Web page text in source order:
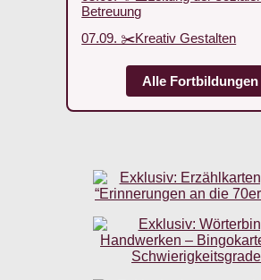
Betreuung
07.09. ✂️Kreativ Gestalten
Alle Fortbildungen